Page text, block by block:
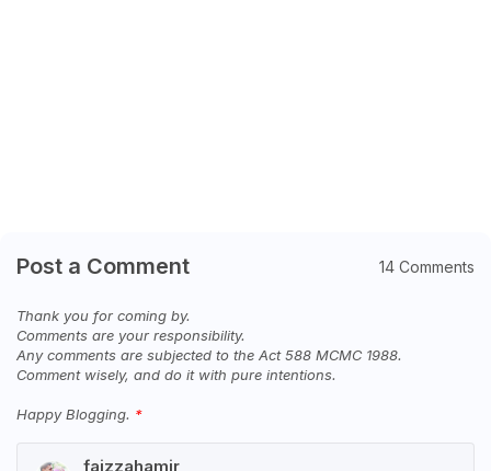
Post a Comment 14 Comments
Thank you for coming by.
Comments are your responsibility.
Any comments are subjected to the Act 588 MCMC 1988.
Comment wisely, and do it with pure intentions.
Happy Blogging.
faizzahamir